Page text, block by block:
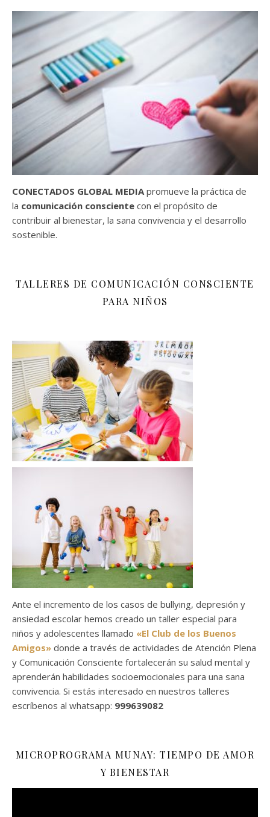
CONECTADOS GLOBAL MEDIApromueve la práctica de
la comunicación consciente con el propósito de
contribuir al bienestar, la sana convivencia y el desarrollo
sostenible.
TALLERES DE COMUNICACIÓN CONSCIENTE
PARA NIÑOS
Ante el incremento de los casos de bullying, depresión y
ansiedad escolar hemos creado un taller especial para
niños y adolescentes llamado «El Club de los Buenos
Amigos» donde a través de actividades de Atención Plena
y Comunicación Consciente fortalecerán su salud mental y
aprenderán habilidades socioemocionales para una sana
convivencia. Si estás interesado en nuestros talleres
escríbenos al whatsapp: 999639082
MICROPROGRAMA MUNAY: TIEMPO DE AMOR
Y BIENESTAR